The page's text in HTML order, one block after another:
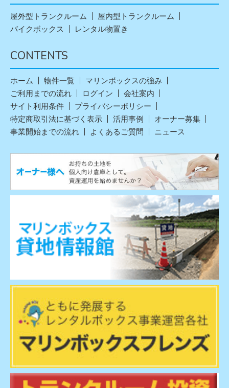
屋外型トランクルーム
屋内型トランクルーム
バイクボックス
レンタル物置き
CONTENTS
ホーム 物件一覧
マリンボックスの強み
ご利用までの流れ
ログイン
会社案内
サイト利用条件
プライバシーポリシー
特定商取引法に基づく表示
活用事例
オーナー募集
事業開始までの流れ
よくあるご質問 ニュース